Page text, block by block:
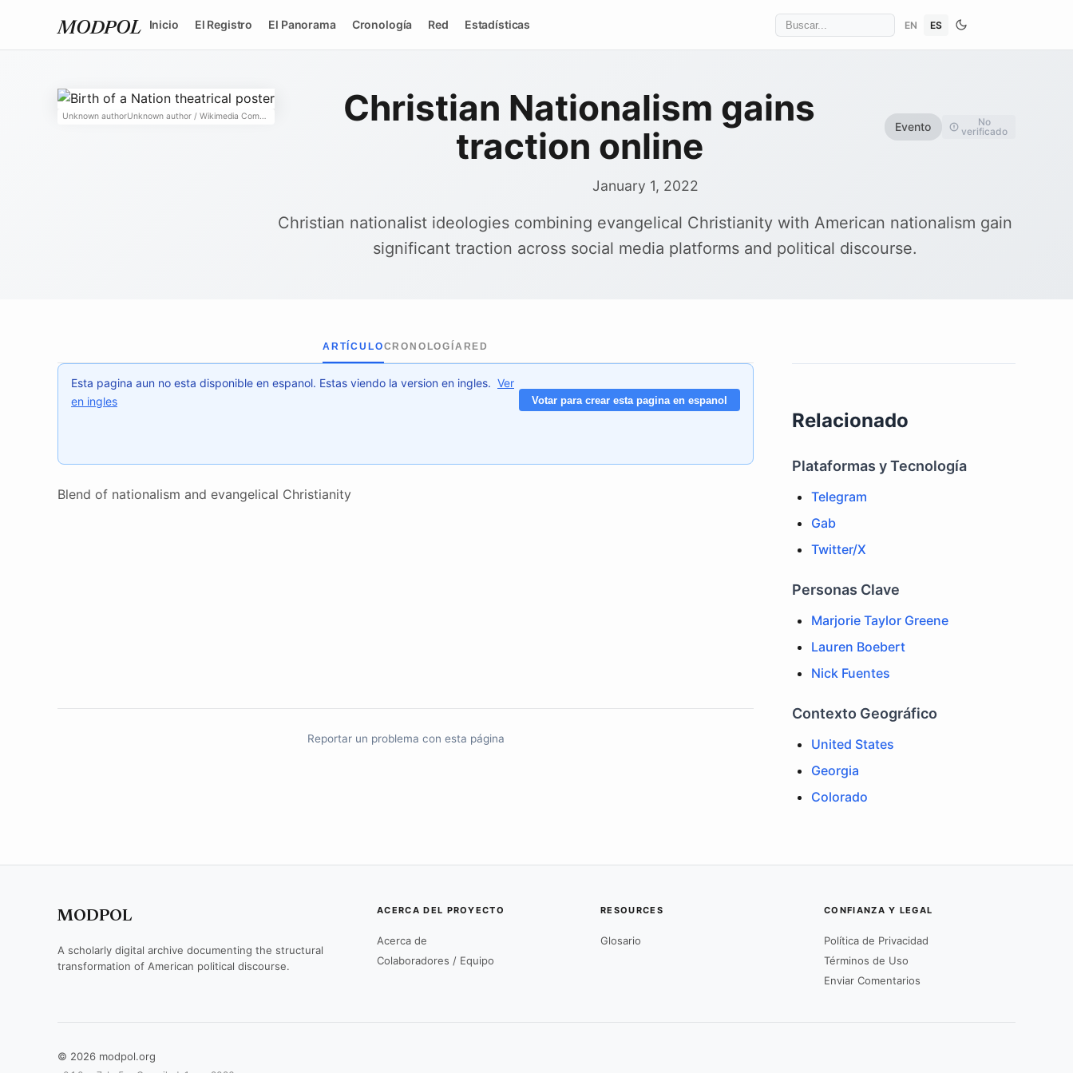
MODPOL Inicio El Registro El Panorama Cronología Red Estadísticas EN ES
Unknown authorUnknown author / Wikimedia Commons
Christian Nationalism gains
traction online
Evento
No
verificado
January 1, 2022
Christian nationalist ideologies combining evangelical Christianity with American nationalism gain
significant traction across social media platforms and political discourse.
ARTÍCULOCRONOLOGÍA RED
Esta pagina aun no esta disponible en espanol. Estas viendo la version en ingles. Ver
en ingles
Votar para crear esta pagina en espanol
Blend of nationalism and evangelical Christianity
Reportar un problema con esta página
Relacionado
Plataformas y Tecnología
Telegram
Gab
Twitter/X
Personas Clave
Marjorie Taylor Greene
Lauren Boebert
Nick Fuentes
Contexto Geográfico
United States
Georgia
Colorado
MODPOL
A scholarly digital archive documenting the structural
transformation of American political discourse.
ACERCA DEL PROYECTO
Acerca de
Colaboradores / Equipo
RESOURCES
Glosario
CONFIANZA Y LEGAL
Política de Privacidad
Términos de Uso
Enviar Comentarios
© 2026 modpol.org